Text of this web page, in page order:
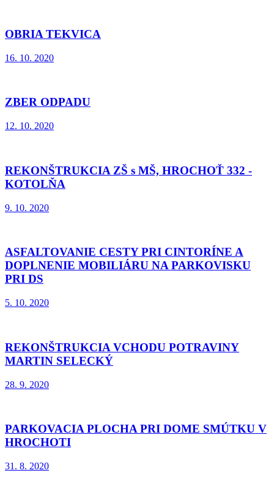
OBRIA TEKVICA
16. 10. 2020
ZBER ODPADU
12. 10. 2020
REKONŠTRUKCIA ZŠ s MŠ, HROCHOŤ 332 -
KOTOLŇA
9. 10. 2020
ASFALTOVANIE CESTY PRI CINTORÍNE A
DOPLNENIE MOBILIÁRU NA PARKOVISKU
PRI DS
5. 10. 2020
REKONŠTRUKCIA VCHODU POTRAVINY
MARTIN SELECKÝ
28. 9. 2020
PARKOVACIA PLOCHA PRI DOME SMÚTKU V
HROCHOTI
31. 8. 2020